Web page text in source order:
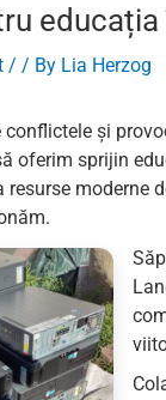
educația
/ / By Lia Herzog
conflictele și
oferim sprijin
resurse moderne